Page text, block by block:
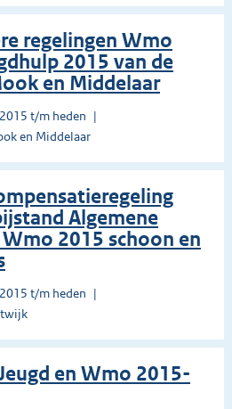
regelingen Wmo
2015 van de
en Middelaar
t/m heden
en Middelaar
Algemene
2015 schoon en
t/m heden
en Wmo 2015-